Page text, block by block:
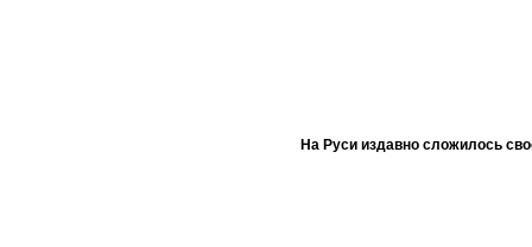
На Руси издавно сложилось